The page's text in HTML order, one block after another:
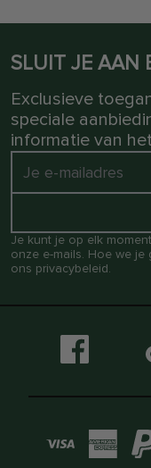
SLUIT JE AAN
Exclusieve
speciale
informatie van
Je kunt je op elk
onze e-mails. Hoe we je
ons privacybeleid.